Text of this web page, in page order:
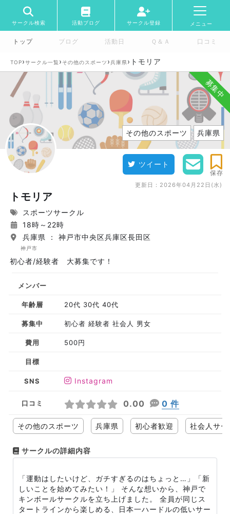
サークル検索 活動ブログ サークル登録 メニュー
トップ ブログ 活動日 Ｑ＆Ａ 口コミ
TOP›サークル一覧 › その他のスポーツ ›兵庫県› トモリア
募集中
その他のスポーツ 兵庫県
ツイート
保存
更新日： 2026年04月22日(水)
トモリア
スポーツサークル
18時～22時
兵庫県 ： 神戸市中央区兵庫区長田区
神戸市
初心者/経験者 大募集です！
メンバー
年齢層 20代 30代 40代
募集中 初心者 経験者 社会人 男女
費用 500円
目標
SNS Instagram
口コミ 0.00 0 件
その他のスポーツ 兵庫県 初心者歓迎 社会人サ
サークルの詳細内容
「運動はしたいけど、ガチすぎるのはちょっと…」「新
しいことを始めてみたい！」 そんな想いから、神戸で
キンボールサークルを立ち上げました。 全員が同じス
タートラインから楽しめる、日本一ハードルの低いサー